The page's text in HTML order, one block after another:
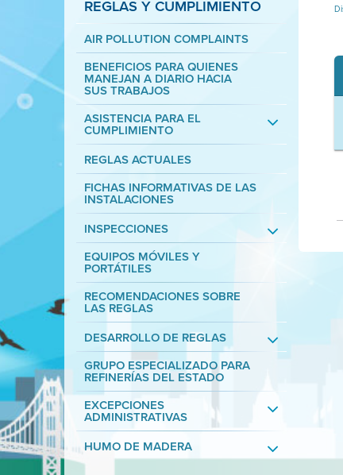
REGLAS Y CUMPLIMIENTO
AIR POLLUTION COMPLAINTS
BENEFICIOS PARA QUIENES
MANEJAN A DIARIO HACIA
SUS TRABAJOS
ASISTENCIA PARA EL
CUMPLIMIENTO
REGLAS ACTUALES
FICHAS INFORMATIVAS DE LAS
INSTALACIONES
INSPECCIONES
EQUIPOS MÓVILES Y
PORTÁTILES
RECOMENDACIONES SOBRE
LAS REGLAS
DESARROLLO DE REGLAS
GRUPO ESPECIALIZADO PARA
REFINERÍAS DEL ESTADO
EXCEPCIONES
ADMINISTRATIVAS
HUMO DE MADERA